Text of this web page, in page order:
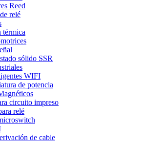
Reed
relé
térmica
sólido SSR
WIFI
de potencia
circuito impreso
relé
de cable